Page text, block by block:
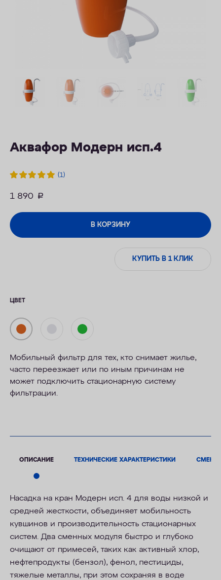
Аквафор Модерн исп.4
(1)
1 890 руб.
В КОРЗИНУ
КУПИТЬ В 1 КЛИК
ЦВЕТ
Мобильный фильтр для тех, кто снимает жилье,
часто переезжает или по иным причинам не
может подключить стационарную систему
фильтрации.
ОПИСАНИЕ ТЕХНИЧЕСКИЕ ХАРАКТЕРИСТИКИ
Насадка на кран Модерн исп. 4 для воды низкой и
средней жесткости, объединяет мобильность
кувшинов и производительность стационарных
систем. Два сменных модуля быстро и глубоко
очищают от примесей, таких как активный хлор,
нефтепродукты (бензол), фенол, пестициды,
тяжелые металлы, при этом сохраняя в воде